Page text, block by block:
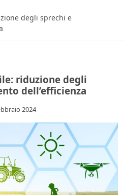
degli sprechi e
riduzione degli
dell’efficienza
2024